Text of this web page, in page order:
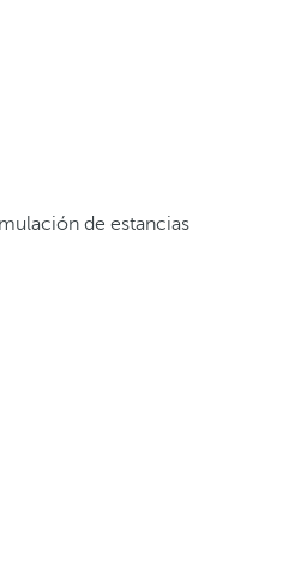
de estancias